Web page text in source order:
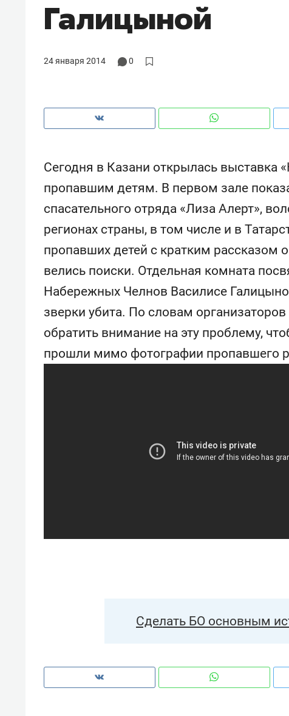
Галицыной
24 января 2014 0
Сегодня в Казани открылась выставка
пропавшим детям. В первом зале
спасательного отряда «Лиза Алерт»,
регионах страны, в том числе и в
пропавших детей с кратким рассказом
велись поиски. Отдельная комната
Набережных Челнов Василисе
зверки убита. По словам
обратить внимание на эту проблему,
прошли мимо фотографии пропавшего
Сделать БО основным
с ЖК «Иволга» в Зеленодольске
«В банкротствах сегодня
ищут не активы, а людей,
которые ими управляли. Они
имуществом!»
Опыт
с